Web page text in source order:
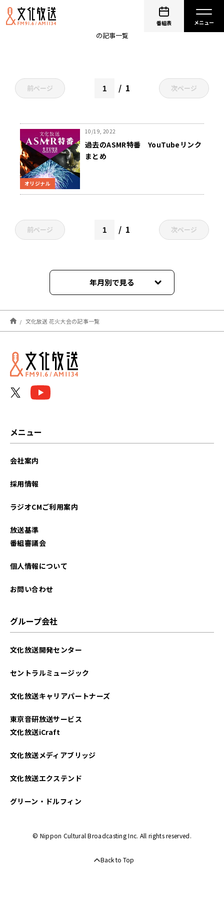
番組表
の記事一覧
前ページ 1 次ページ
オリジナル
10/19, 2022
過去のASMR特番 YouTubeリンク
まとめ
前ページ 1 次ページ
年月別で見る
2022年10月
文化放送 花火大会の記事一覧
メニュー
会社案内
採用情報
ラジオCMご利用案内
放送基準
番組審議会
個人情報について
お問い合わせ
グループ会社
文化放送開発センター
セントラルミュージック
文化放送キャリアパートナーズ
東京音研放送サービス
文化放送iCraft
文化放送メディアブリッジ
文化放送エクステンド
グリーン・ドルフィン
© Nippon Cultural Broadcasting Inc. All rights reserved.
Back to Top